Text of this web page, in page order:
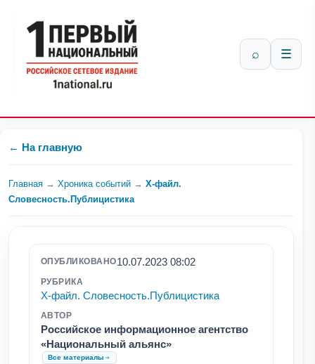
⌕ ☰
← На главную
Главная → Хроника событий → Х-файл.
Словесность.Публицистика
ОПУБЛИКОВАНО10.07.2023 08:02
РУБРИКА
Х-файл. Словесность.Публицистика
АВТОР
Российское информационное агентство
«Национальный альянс»
Все материалы